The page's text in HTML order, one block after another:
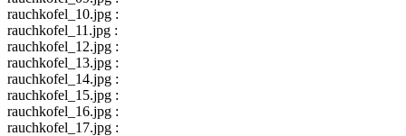
rauchkofel_10.jpg :
rauchkofel_11.jpg :
rauchkofel_12.jpg :
rauchkofel_13.jpg :
rauchkofel_14.jpg :
rauchkofel_15.jpg :
rauchkofel_16.jpg :
rauchkofel_17.jpg :